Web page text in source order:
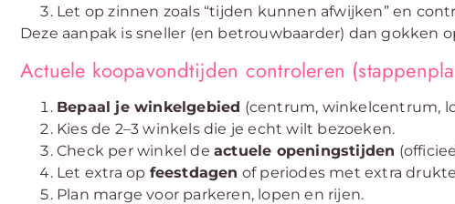
Let op zinnen zoals “tijden kunnen afwijken” en
Deze aanpak is sneller (en betrouwbaarder) dan gokken
Actuele koopavondtijden controleren
Bepaal je winkelgebied (centrum, winkelcentrum,
Kies de 2–3 winkels die je echt wilt bezoeken.
Check per winkel de actuele openingstijden
Let extra op feestdagen of periodes met extra
Plan marge voor parkeren, lopen en rijen.